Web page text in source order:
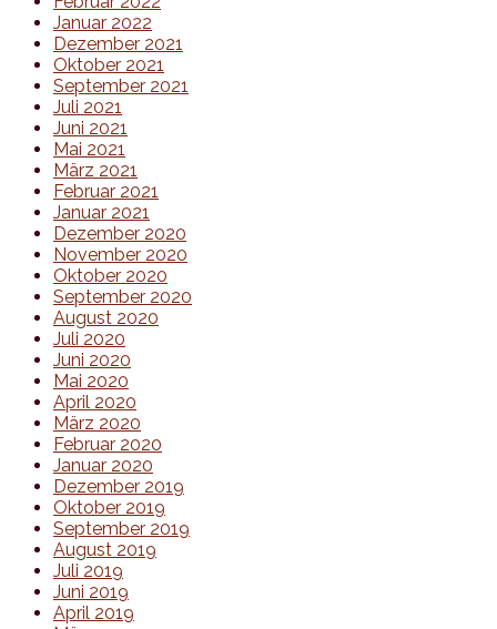
Januar 2022
Dezember 2021
Oktober 2021
September 2021
Juli 2021
Juni 2021
Mai 2021
März 2021
Februar 2021
Januar 2021
Dezember 2020
November 2020
Oktober 2020
September 2020
August 2020
Juli 2020
Juni 2020
Mai 2020
April 2020
März 2020
Februar 2020
Januar 2020
Dezember 2019
Oktober 2019
September 2019
August 2019
Juli 2019
Juni 2019
April 2019